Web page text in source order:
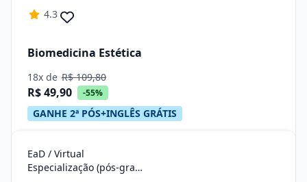
4.3
Biomedicina Estética
18x de R$ 109,80
R$ 49,90 -55%
GANHE 2ª PÓS+INGLÊS GRÁTIS
EaD / Virtual
Especialização (pós-graduação)